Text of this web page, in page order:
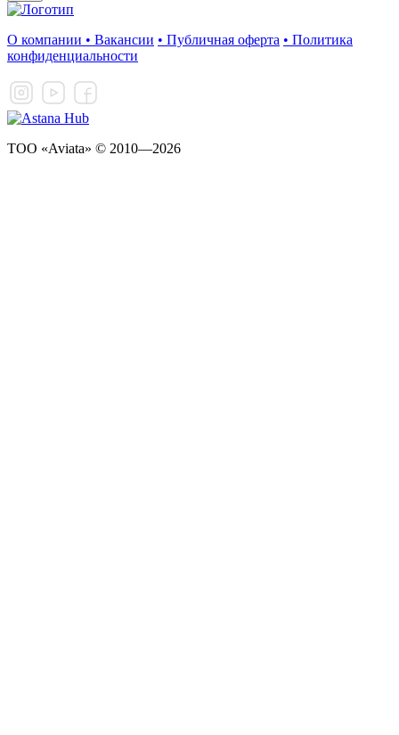
О компании • Вакансии • Публичная оферта • Политика
конфиденциальности
ТОО «Aviata» © 2010—2026